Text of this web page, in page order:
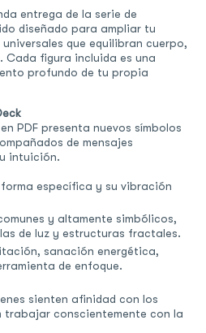
$ 188.00.
entrega de la serie de
diseñado para ampliar tu
que equilibran cuerpo,
Cada figura incluida es una
profundo de tu propia
PDF presenta nuevos símbolos
de mensajes
intuición.
específica y su vibración
y altamente simbólicos,
de luz y estructuras fractales.
sanación energética,
de enfoque.
sienten afinidad con los
trabajar conscientemente con la